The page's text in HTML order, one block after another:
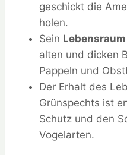
geschickt die
holen.
Sein Lebensraum
alten und dicken
Pappeln und
Der Erhalt des
Grünspechts ist
Schutz und den
Vogelarten.